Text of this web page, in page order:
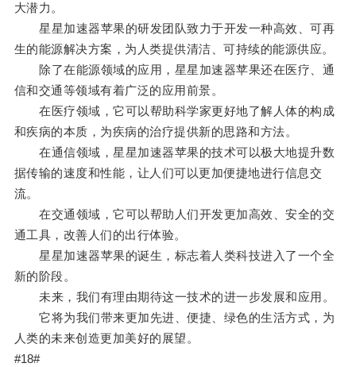
大潜力。
星星加速器苹果的研发团队致力于开发一种高效、可再
生的能源解决方案，为人类提供清洁、可持续的能源供应。
除了在能源领域的应用，星星加速器苹果还在医疗、通
信和交通等领域有着广泛的应用前景。
在医疗领域，它可以帮助科学家更好地了解人体的构成
和疾病的本质，为疾病的治疗提供新的思路和方法。
在通信领域，星星加速器苹果的技术可以极大地提升数
据传输的速度和性能，让人们可以更加便捷地进行信息交
流。
在交通领域，它可以帮助人们开发更加高效、安全的交
通工具，改善人们的出行体验。
星星加速器苹果的诞生，标志着人类科技进入了一个全
新的阶段。
未来，我们有理由期待这一技术的进一步发展和应用。
它将为我们带来更加先进、便捷、绿色的生活方式，为
人类的未来创造更加美好的展望。
#18#